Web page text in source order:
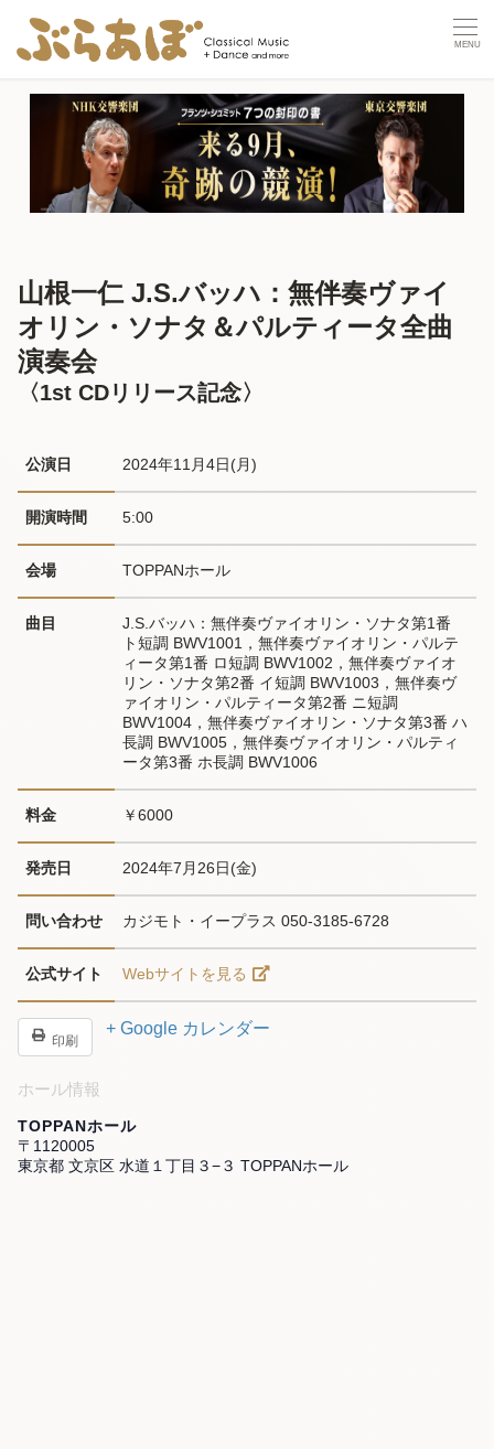
山根一仁 J.S.バッハ：無伴奏ヴァイ
オリン・ソナタ＆パルティータ全曲
演奏会
〈1st CDリリース記念〉
公演日 2024年11月4日(月)
開演時間 5:00
会場 TOPPANホール
曲目
J.S.バッハ：無伴奏ヴァイオリン・ソナタ第1番
ト短調 BWV1001，無伴奏ヴァイオリン・パルテ
ィータ第1番 ロ短調 BWV1002，無伴奏ヴァイオ
リン・ソナタ第2番 イ短調 BWV1003，無伴奏ヴ
ァイオリン・パルティータ第2番 ニ短調
BWV1004，無伴奏ヴァイオリン・ソナタ第3番 ハ
長調 BWV1005，無伴奏ヴァイオリン・パルティ
ータ第3番 ホ長調 BWV1006
料金 ￥6000
発売日 2024年7月26日(金)
問い合わせ カジモト・イープラス 050-3185-6728
公式サイト Webサイトを見る
印刷
+ Google カレンダー
ホール情報
TOPPANホール
〒1120005
東京都 文京区 水道１丁目３−３ TOPPANホール